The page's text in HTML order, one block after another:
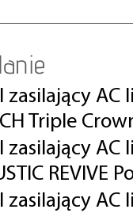
zasilający
Triple
zasilający
REVIVE
zasilający